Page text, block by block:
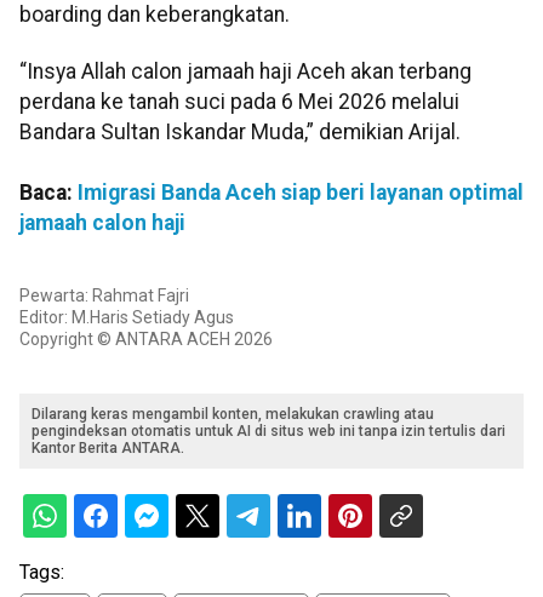
boarding dan keberangkatan.
“Insya Allah calon jamaah haji Aceh akan terbang
perdana ke tanah suci pada 6 Mei 2026 melalui
Bandara Sultan Iskandar Muda,” demikian Arijal.
Baca: Imigrasi Banda Aceh siap beri layanan optimal
jamaah calon haji
Pewarta: Rahmat Fajri
Editor: M.Haris Setiady Agus
Copyright © ANTARA ACEH 2026
Dilarang keras mengambil konten, melakukan crawling atau
pengindeksan otomatis untuk AI di situs web ini tanpa izin tertulis dari
Kantor Berita ANTARA.
Tags: